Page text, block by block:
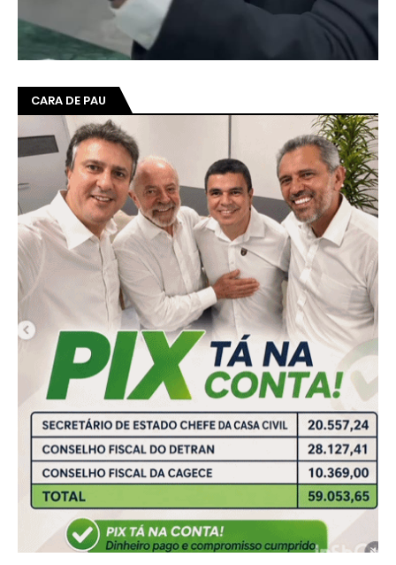
CARA DE PAU